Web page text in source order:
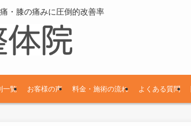
・膝の痛みに圧倒的改善率
一覧 お客様の声 料金・施術の流れ よくある質問